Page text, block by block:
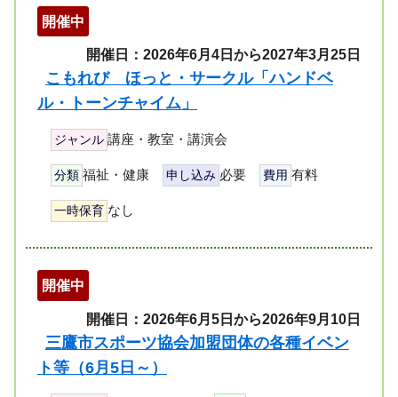
開催中
開催日：2026年6月4日から2027年3月25日
こもれび ほっと・サークル「ハンドベ
ル・トーンチャイム」
ジャンル 講座・教室・講演会
分類 福祉・健康 申し込み 必要 費用 有料
一時保育 なし
開催中
開催日：2026年6月5日から2026年9月10日
三鷹市スポーツ協会加盟団体の各種イベン
ト等（6月5日～）